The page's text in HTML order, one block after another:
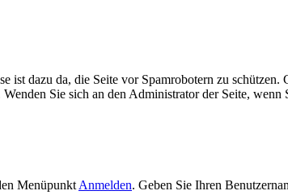
ist dazu da, die Seite vor Spamrobotern zu
Sie sich an den Administrator der Seite, wenn
Menüpunkt Anmelden. Geben Sie Ihren